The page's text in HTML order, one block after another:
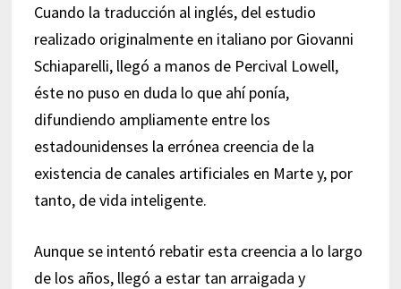
Cuando la traducción al inglés, del estudio
realizado originalmente en italiano por Giovanni
Schiaparelli, llegó a manos de Percival Lowell,
éste no puso en duda lo que ahí ponía,
difundiendo ampliamente entre los
estadounidenses la errónea creencia de la
existencia de canales artificiales en Marte y, por
tanto, de vida inteligente.
Aunque se intentó rebatir esta creencia a lo largo
de los años, llegó a estar tan arraigada y